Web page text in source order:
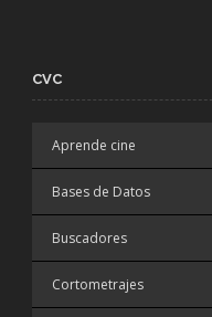
CVC
Aprende cine
Bases de Datos
Buscadores
Cortometrajes